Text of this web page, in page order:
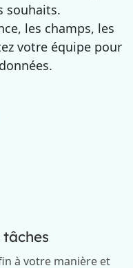
souhaits.
les champs, les
votre équipe pour
à votre manière et